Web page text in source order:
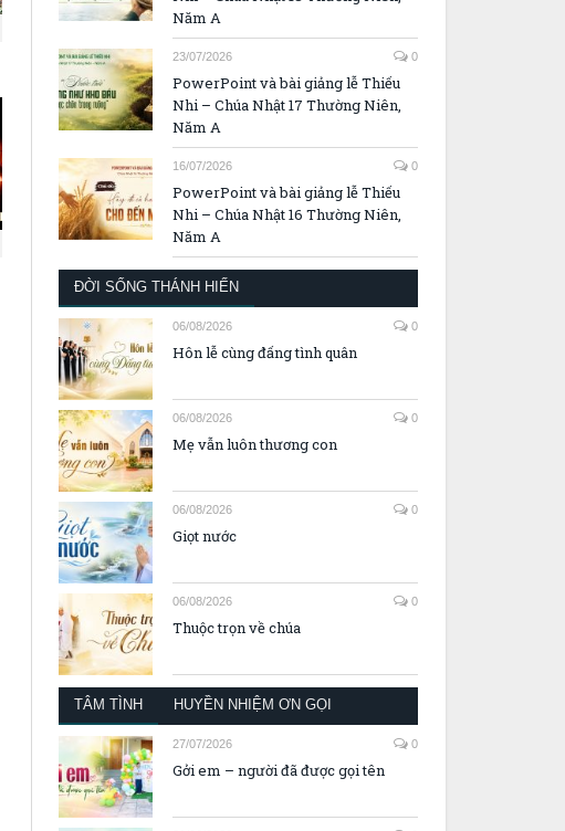
Năm A
23/07/2026 0
PowerPoint và bài giảng lễ Thiếu
Nhi – Chúa Nhật 17 Thường Niên,
Năm A
16/07/2026 0
PowerPoint và bài giảng lễ Thiếu
Nhi – Chúa Nhật 16 Thường Niên,
Năm A
ĐỜI SỐNG THÁNH HIẾN
06/08/2026 0
Hôn lễ cùng đấng tình quân
06/08/2026 0
Mẹ vẫn luôn thương con
06/08/2026 0
Giọt nước
06/08/2026 0
Thuộc trọn về chúa
TÂM TÌNH HUYỀN NHIỆM ƠN GỌI
27/07/2026 0
Gởi em – người đã được gọi tên